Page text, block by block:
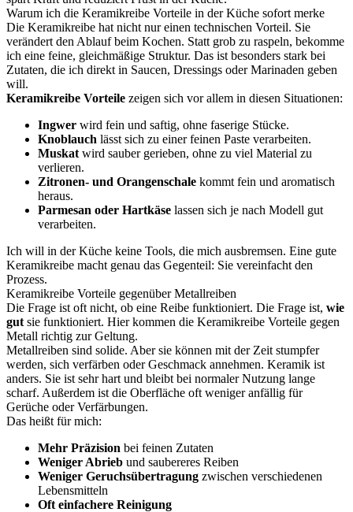
Warum ich die Keramikreibe Vorteile in der Küche sofort merke
Die Keramikreibe hat nicht nur einen technischen Vorteil. Sie
verändert den Ablauf beim Kochen. Statt grob zu raspeln, bekomme
ich eine feine, gleichmäßige Struktur. Das ist besonders stark bei
Zutaten, die ich direkt in Saucen, Dressings oder Marinaden geben
will.
Keramikreibe Vorteile zeigen sich vor allem in diesen Situationen:
Ingwer wird fein und saftig, ohne faserige Stücke.
Knoblauch lässt sich zu einer feinen Paste verarbeiten.
Muskat wird sauber gerieben, ohne zu viel Material zu
verlieren.
Zitronen- und Orangenschale kommt fein und aromatisch
heraus.
Parmesan oder Hartkäse lassen sich je nach Modell gut
verarbeiten.
Ich will in der Küche keine Tools, die mich ausbremsen. Eine gute
Keramikreibe macht genau das Gegenteil: Sie vereinfacht den
Prozess.
Keramikreibe Vorteile gegenüber Metallreiben
Die Frage ist oft nicht, ob eine Reibe funktioniert. Die Frage ist, wie
gut sie funktioniert. Hier kommen die Keramikreibe Vorteile gegen
Metall richtig zur Geltung.
Metallreiben sind solide. Aber sie können mit der Zeit stumpfer
werden, sich verfärben oder Geschmack annehmen. Keramik ist
anders. Sie ist sehr hart und bleibt bei normaler Nutzung lange
scharf. Außerdem ist die Oberfläche oft weniger anfällig für
Gerüche oder Verfärbungen.
Das heißt für mich:
Mehr Präzision bei feinen Zutaten
Weniger Abrieb und saubereres Reiben
Weniger Geruchsübertragung zwischen verschiedenen
Lebensmitteln
Oft einfachere Reinigung